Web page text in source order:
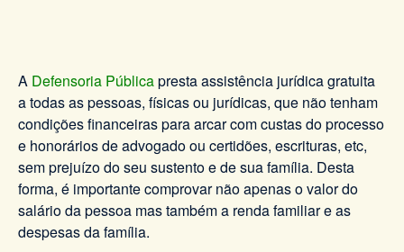
A Defensoria Públicapresta assistência jurídica gratuita
a todas as pessoas, físicas ou jurídicas, que não tenham
condições financeiras para arcar com custas do processo
e honorários de advogado ou certidões, escrituras, etc,
sem prejuízo do seu sustento e de sua família. Desta
forma, é importante comprovar não apenas o valor do
salário da pessoa mas também a renda familiar e as
despesas da família.